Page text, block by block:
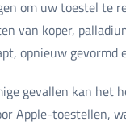
om uw toestel te
van koper,
opnieuw gevormd
gevallen kan het
Apple-toestellen,